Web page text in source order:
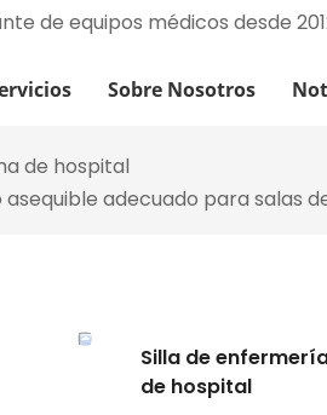
de equipos médicos desde
Sobre Nosotros
de hospital
adecuado para salas
Silla de
de hospital